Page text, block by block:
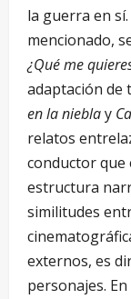
la guerra en
mencionado,
¿Qué me
adaptación de
en la nieblay
relatos
conductor que
estructura
similitudes
externos, es
personajes.